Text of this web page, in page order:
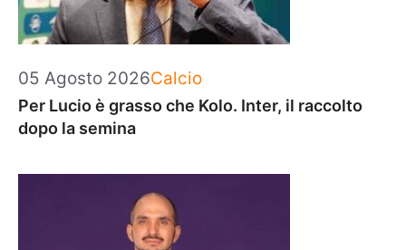
05 Agosto 2026Categorie
Calcio
Per Lucio è grasso che Kolo. Inter, il raccolto
dopo la semina